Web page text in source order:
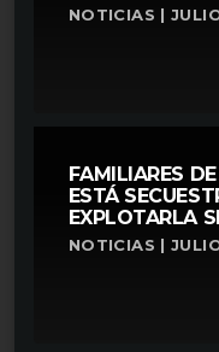
NOTICIAS |
FAMILIARES
ESTÁ
EXPLOTARLA
NOTICIAS |